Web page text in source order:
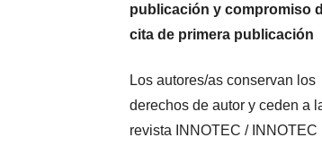
publicación y compromiso
cita de primera publicación
Los autores/as conservan los
derechos de autor y ceden a
revista INNOTEC / INNOTEC